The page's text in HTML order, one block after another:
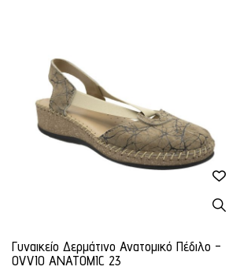
Γυναικείο Δερμάτινο Ανατομικό Πέδιλο -
OVVIO ANATOMIC 23